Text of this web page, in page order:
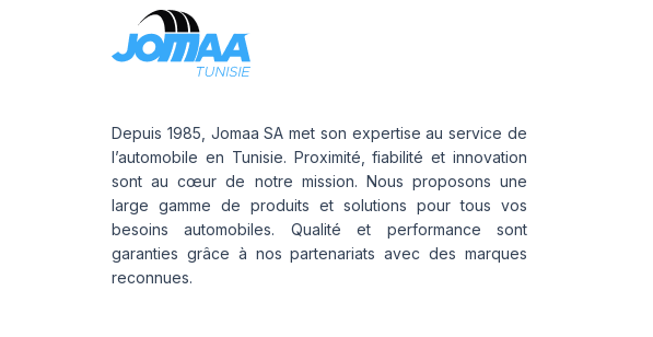
Depuis 1985, Jomaa SA met son expertise au service de
l’automobile en Tunisie. Proximité, fiabilité et innovation
sont au cœur de notre mission. Nous proposons une
large gamme de produits et solutions pour tous vos
besoins automobiles. Qualité et performance sont
garanties grâce à nos partenariats avec des marques
reconnues.